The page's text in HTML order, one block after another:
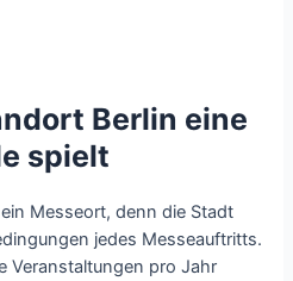
Berlin eine
spielt
Messeort, denn die Stadt
jedes Messeauftritts.
Veranstaltungen pro Jahr